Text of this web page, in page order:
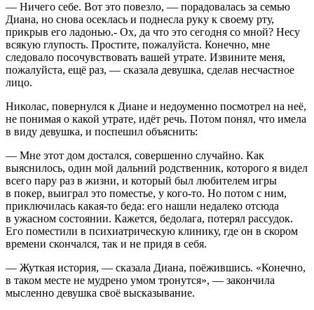
— Ничего себе. Вот это повезло, — порадовалась за семью
Диана, но снова осеклась и поднесла руку к своему рту,
прикрыв его ладонью.- Ох, да что это сегодня со мной? Несу
всякую глупость. Простите, пожалуйста. Конечно, мне
следовало посочувствовать вашей утрате. Извините меня,
пожалуйста, ещё раз, — сказала девушка, сделав несчастное
лицо.
Николас, повернулся к Диане и недоуменно посмотрел на неё,
не понимая о какой утрате, идёт речь. Потом понял, что имела
в виду девушка, и поспешил объяснить:
— Мне этот дом достался, совершенно случайно. Как
выяснилось, один мой дальний родственник, которого я видел
всего пару раз в жизни, и который был любителем игры
в покер, выиграл это поместье, у кого-то. Но потом с ним,
приключилась какая-то беда: его нашли недалеко отсюда
в ужасном состоянии. Кажется, бедолага, потерял рассудок.
Его поместили в психиатрическую клинику, где он в скором
времени скончался, так и не придя в себя.
— Жуткая история, — сказала Диана, поёжившись. «Конечно,
в таком месте не мудрено умом тронутся», — закончила
мысленно девушка своё высказывание.